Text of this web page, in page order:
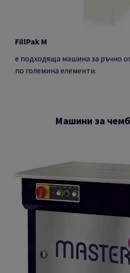
FillPak M
e подходяща машина за ръчно
по големина елементи.
Машини за